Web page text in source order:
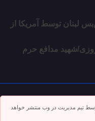
لبنان توسط آمریکا از
شهید مدافع حرم
تیم مدیریت در وب منتشر خواهد